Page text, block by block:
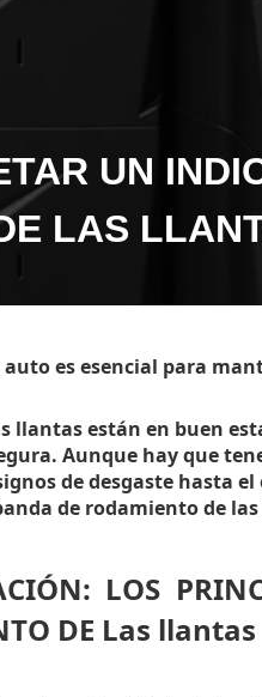
UN
LAS
es esencial para
llantas están en buen
Aunque hay que
de desgaste hasta
de rodamiento de
LOS
DE Las llantas